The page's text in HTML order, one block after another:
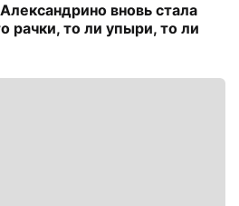
вновь стала
рачки, то ли упыри, то ли